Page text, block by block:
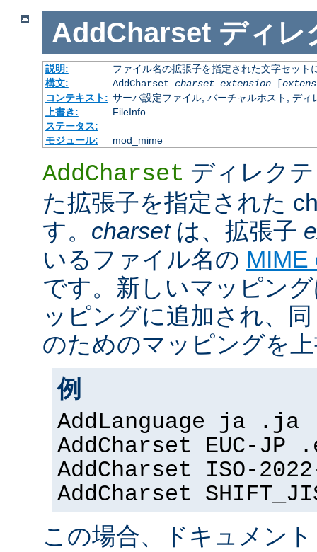
AddCharset ディレ
説明:
ファイル名の拡張子を指定された文字セット
構文:
AddCharset charset extension[
コンテキスト: サーバ設定ファイル, バーチャルホスト, ディ
上書き:
FileInfo
ステータス:
モジュール:
mod_mime
AddCharset ディレク
た拡張子を指定された
す。 charsetは、拡張子
いるファイル名の MIME
です。新しいマッピン
ッピングに追加され、
のためのマッピングを
例
AddLanguage ja .ja
AddCharset EUC-JP
AddCharset ISO-
AddCharset
この場合、ドキュメン